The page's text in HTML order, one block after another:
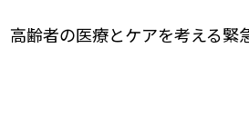
高齢者の医療とケアを考える緊